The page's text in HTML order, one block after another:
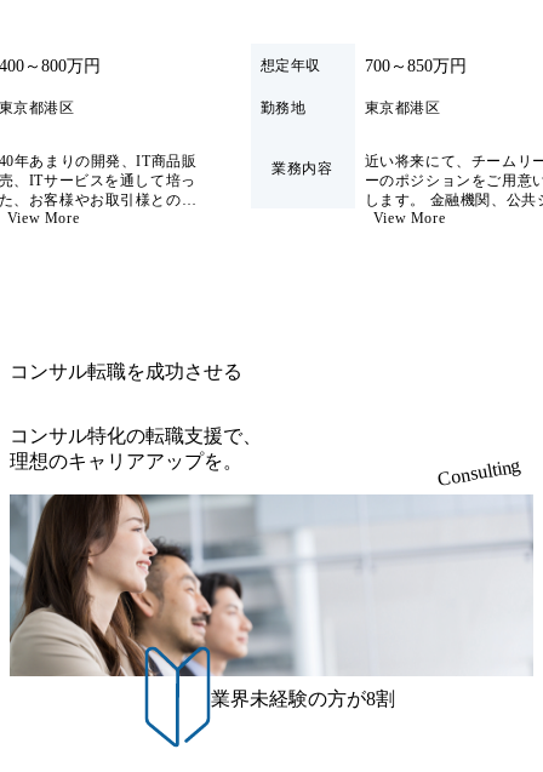
～800万円
京都港区
年あまりの開発、IT商品販
、ITサービスを通して培っ
、お客様やお取引様との信
関係と太いパイプから、業
、昨今のデジタル変革の流
広がりを見せています。
、クラウド等の
分野における企画・設
、構築業務 ●パブリックク
ウド環境(AWS、MSAzure
)での企画・設計、構築業
●デジタル変革に対応した
案・推進・実装 (アジャイ
開発、DevOps、CI/CD、コ
テナ化、マルチクラウド
業環境 ●事業内容によ
て就業場所が相談可能です
自社開発、お客様先常駐、
レワーク)。 ●お客様先常駐
したチームでの参画の為、
内とほとんど変わらない環
View More
想定年収 700～850万円
勤務地 東京都港区
業務内容
近い将来にて、チームリ
ーのポジションをご用意
します。 金融機関、公共
テム、BtoB向けの開発プ
や製造といったお仕事を
いします。 特徴/強み 金融系
ハウと経験を武器にソリ
ンの開発経験を有してお
システム全体の最適化を
View More
コンサル転職を成功させる
コンサル特化の転職支援で、
理想のキャリアアップを。
Consulting
業界未経験の方が8割